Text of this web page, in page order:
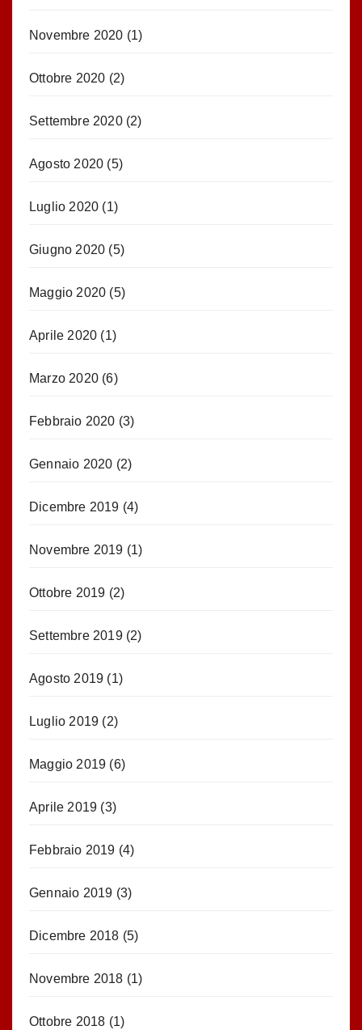
Novembre 2020 (1)
Ottobre 2020 (2)
Settembre 2020(2)
Agosto 2020 (5)
Luglio 2020 (1)
Giugno 2020 (5)
Maggio 2020 (5)
Aprile 2020 (1)
Marzo 2020 (6)
Febbraio 2020 (3)
Gennaio 2020 (2)
Dicembre 2019 (4)
Novembre 2019 (1)
Ottobre 2019 (2)
Settembre 2019(2)
Agosto 2019 (1)
Luglio 2019 (2)
Maggio 2019 (6)
Aprile 2019 (3)
Febbraio 2019 (4)
Gennaio 2019 (3)
Dicembre 2018 (5)
Novembre 2018 (1)
Ottobre 2018 (1)